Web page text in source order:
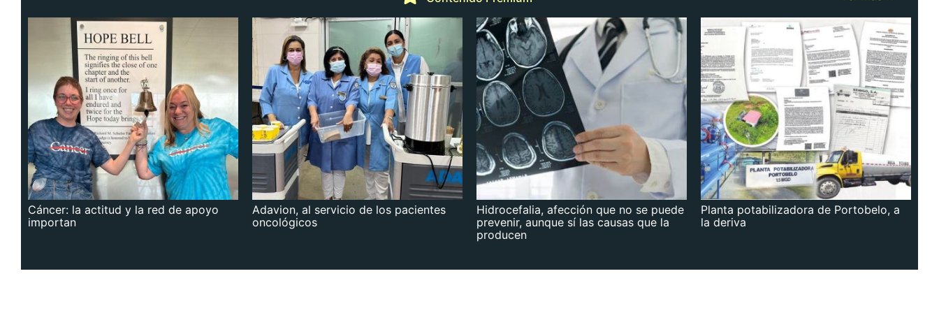
Cáncer: la actitud y la red de apoyo
importan
Adavion, al servicio de los pacientes
oncológicos
Hidrocefalia, afección que no se puede
prevenir, aunque sí las causas que la
producen
Planta potabilizadora de Portobelo, a
la deriva